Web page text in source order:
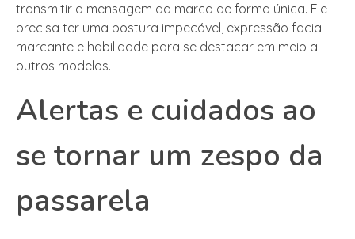
transmitir a mensagem da marca de forma única. Ele
precisa ter uma postura impecável, expressão facial
marcante e habilidade para se destacar em meio a
outros modelos.
Alertas e cuidados ao
se tornar um zespo da
passarela